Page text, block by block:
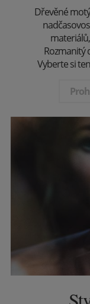
Dřevěné
Rozmanitý
Vyberte si